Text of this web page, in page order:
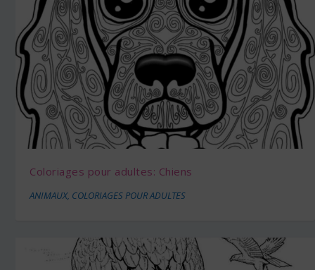
Coloriages pour adultes: Chiens
ANIMAUX, COLORIAGES POUR ADULTES